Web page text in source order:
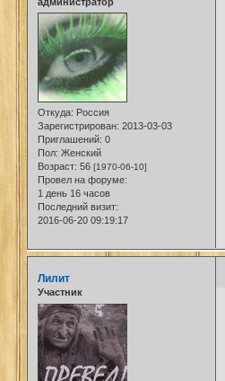
Откуда: Россия
Зарегистрирован: 2013-03-03
Приглашений: 0
Пол: Женский
Возраст: 56 [1970-06-10]
Провел на форуме:
1 день 16 часов
Последний визит:
2016-06-20 09:19:17
Лилит
Участник